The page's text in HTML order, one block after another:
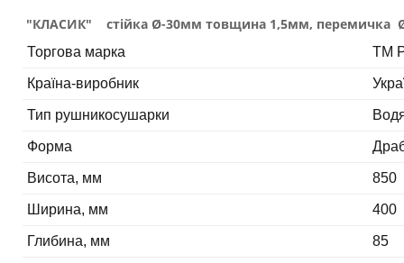
"КЛАСИК" cтійка Ø-30мм товщина 1,5мм, перемичка
Торгова марка ТМ
Країна-виробник
Тип рушникосушарки
Форма
Висота, мм 850
Ширина, мм 400
Глибина, мм 85